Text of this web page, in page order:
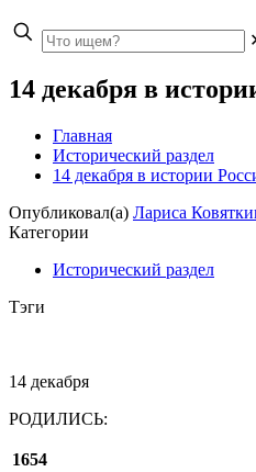
14 декабря в
Главная
Исторический раздел
14 декабря в истории
Опубликовал(а) Лариса
Категории
Исторический раздел
Тэги
14 декабря
РОДИЛИСЬ:
1654